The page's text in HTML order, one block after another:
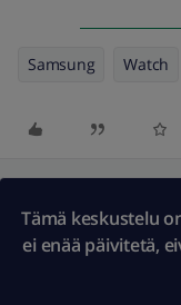
Samsung Watch
Tämä keskustelu
ei enää päivitetä,